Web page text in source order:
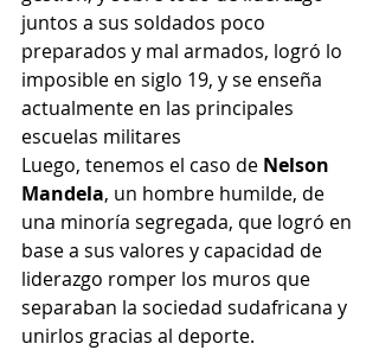
juntos a sus soldados poco
preparados y mal armados, logró lo
imposible en siglo 19, y se enseña
actualmente en las principales
escuelas militares
Luego, tenemos el caso de Nelson
Mandela, un hombre humilde, de
una minoría segregada, que logró en
base a sus valores y capacidad de
liderazgo romper los muros que
separaban la sociedad sudafricana y
unirlos gracias al deporte.